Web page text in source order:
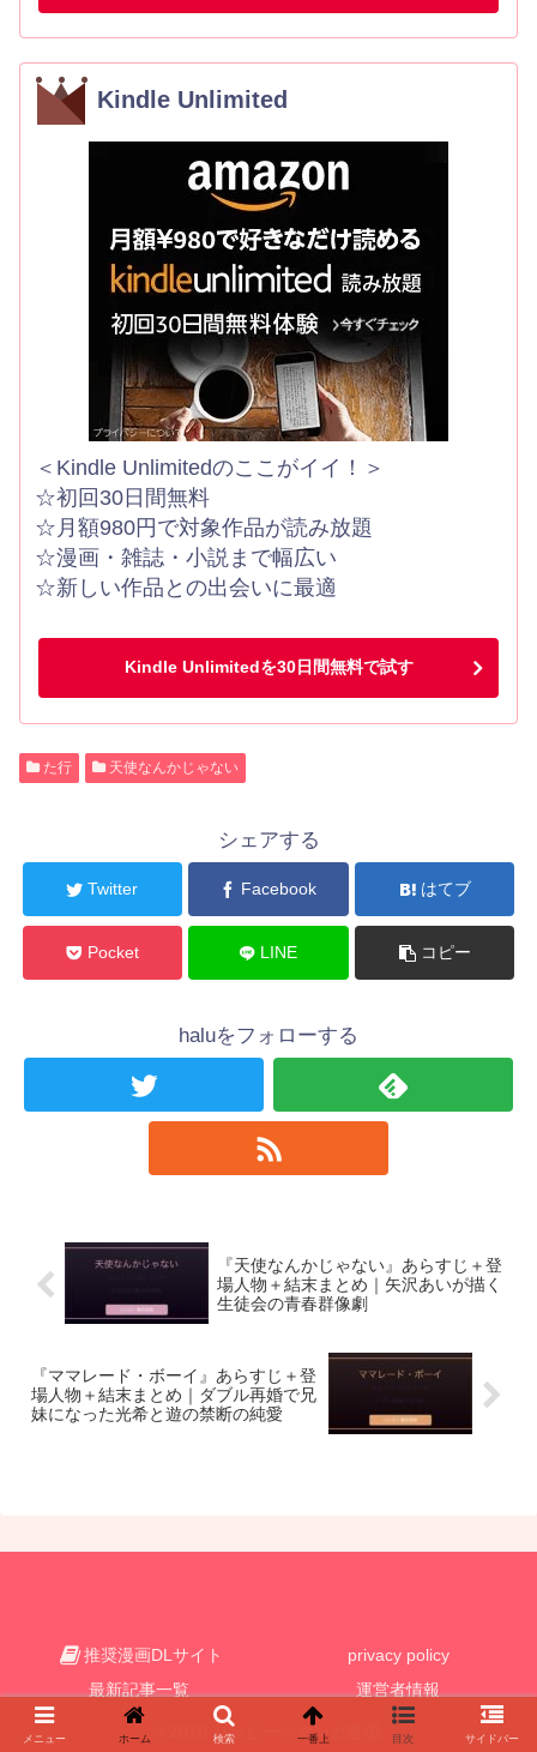
Kindle Unlimited
＜Kindle Unlimitedのここがイイ！＞
☆初回30日間無料
☆月額980円で対象作品が読み放題
☆漫画・雑誌・小説まで幅広い
☆新しい作品との出会いに最適
Kindle Unlimitedを30日間無料で試す
た行 天使なんかじゃない
シェアする
Twitter Facebook はてブ
Pocket LINE コピー
haluをフォローする
『天使なんかじゃない』あらすじ＋登
場人物＋結末まとめ｜矢沢あいが描く
生徒会の青春群像劇
『ママレード・ボーイ』あらすじ＋登
場人物＋結末まとめ｜ダブル再婚で兄
妹になった光希と遊の禁断の純愛
推奨漫画DLサイト
privacy policy
最新記事一覧
運営者情報
© 2018 ハッピー☆マンガ道場.
メニュー ホーム 検索 一番上 目次 サイドバー